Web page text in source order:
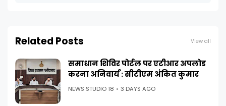
Related Posts View all
समाधान शिविर पोर्टल पर एटीआर अपलोड
करना अनिवार्य : सीटीएम अंकित कुमार
NEWS STUDIO 18 3 DAYS AGO